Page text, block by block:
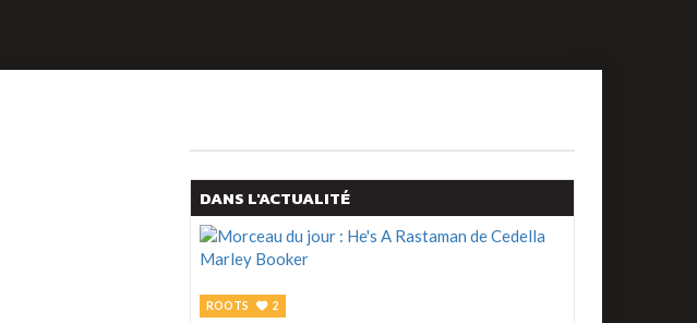
DANS L'ACTUALITÉ
ROOTS 2